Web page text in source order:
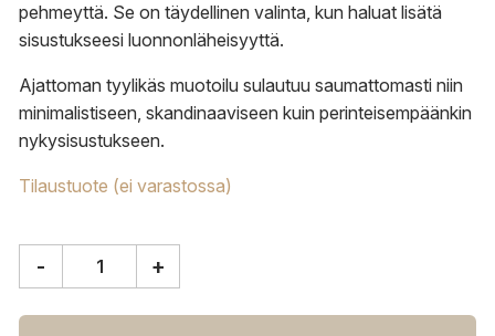
pehmeyttä. Se on täydellinen valinta, kun haluat lisätä
sisustukseesi luonnonläheisyyttä.
Ajattoman tyylikäs muotoilu sulautuu saumattomasti niin
minimalistiseen, skandinaaviseen kuin perinteisempäänkin
nykysisustukseen.
Tilaustuote (ei varastossa)
säleseinä
- +